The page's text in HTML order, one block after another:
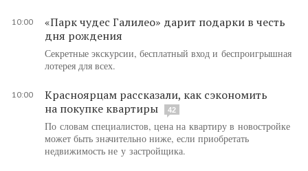
10:00
«Парк чудес Галилео» дарит подарки в честь
дня рождения
Секретные экскурсии, бесплатный вход и беспроигрышная
лотерея для всех.
10:00
Красноярцам рассказали, как сэкономить
на покупке квартиры
42
По словам специалистов, цена на квартиру в новостройке
может быть значительно ниже, если приобретать
недвижимость не у застройщика.